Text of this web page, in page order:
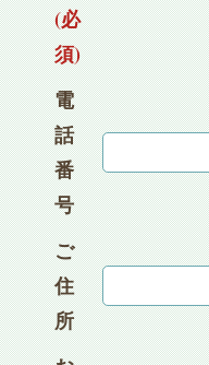
(必
須)
電
話
番
号
ご
住
所